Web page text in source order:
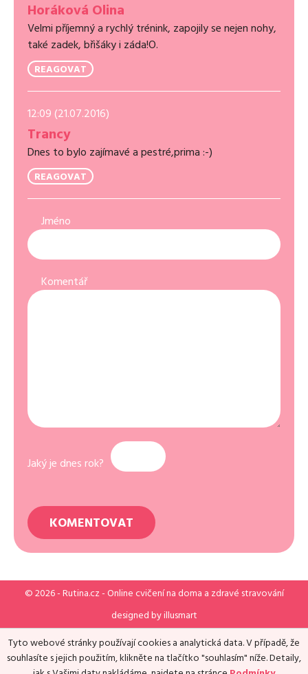
Horáková Olina
Velmi příjemný a rychlý trénink, zapojily se nejen nohy,
také zadek, břišáky i záda!O.
REAGOVAT
12:09 (21.07.2016)
Trancy
Dnes to bylo zajímavé a pestré,prima :-)
REAGOVAT
Jméno
Komentář
Jaký je dnes rok?
© 2026 - Rutina.cz- Online cvičení na doma a zdravé stravování
designed byillusmart
Tyto webové stránky používají cookies a analytická data. V případě, že
souhlasíte s jejich použitím, klikněte na tlačítko "souhlasím" níže. Detaily,